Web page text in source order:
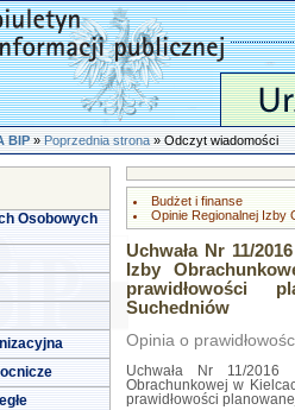
BIP»Poprzednia strona» Odczyt wiadomości
Osobowych
Budżet i finanse
Opinie Regionalnej Izby
Uchwała Nr 11/
Izby
prawidłowości
Suchedniów
Opinia o
Uchwała Nr 11/2016
Obrachunkowej w
prawidłowości